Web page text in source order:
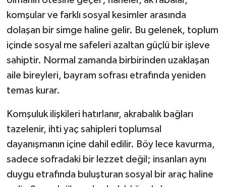
komşular ve farklı sosyal kesimler arasında
dolaşan bir simge haline gelir. Bu gelenek, toplum
içinde sosyal me safeleri azaltan güçlü bir işleve
sahiptir. Normal zamanda birbirinden uzaklaşan
aile bireyleri, bayram sofrası etrafında yeniden
temas kurar.
Komşuluk ilişkileri hatırlanır, akrabalık bağları
tazelenir, ihti yaç sahipleri toplumsal
dayanışmanın içine dahil edilir. Böy lece kavurma,
sadece sofradaki bir lezzet değil; insanları aynı
duygu etrafında buluşturan sosyal bir araç haline